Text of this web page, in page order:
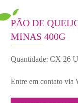
PÃO DE
MINAS 400G
Quantidade: CX 26
Entre em contato via